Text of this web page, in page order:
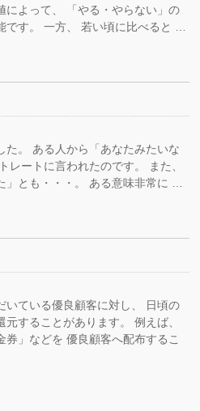
によって、 「やる・やらない」の
です。 一方、 若い頃に比べると …
た。 ある人から「あなたみたいな
レートに言われたのです。 また、
」とも・・・。 ある意味非常に …
いている優良顧客に対し、 日頃の
することがあります。 例えば、
」などを 優良顧客へ配布するこ